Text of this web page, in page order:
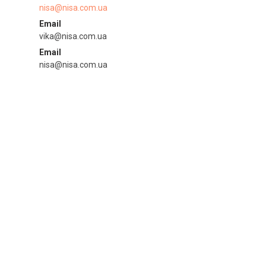
nisa@nisa.com.ua
Email
vika@nisa.com.ua
Email
nisa@nisa.com.ua